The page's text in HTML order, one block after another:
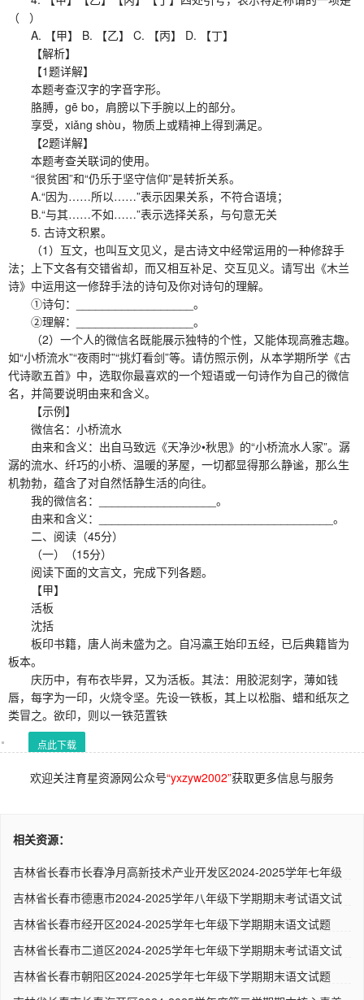
（ ）
A. 【甲】 B. 【乙】 C. 【丙】 D. 【丁】
【解析】
【1题详解】
本题考查汉字的字音字形。
胳膊，gē bo，肩膀以下手腕以上的部分。
享受，xiǎng shòu，物质上或精神上得到满足。
【2题详解】
本题考查关联词的使用。
“很贫困”和“仍乐于坚守信仰”是转折关系。
A.“因为……所以……”表示因果关系，不符合语境；
B.“与其……不如……”表示选择关系，与句意无关
5. 古诗文积累。
（1）互文，也叫互文见义，是古诗文中经常运用的一种修辞手
法；上下文各有交错省却，而又相互补足、交互见义。请写出《木兰
诗》中运用这一修辞手法的诗句及你对诗句的理解。
①诗句：__________________。
②理解：__________________。
（2）一个人的微信名既能展示独特的个性，又能体现高雅志趣。
如“小桥流水”“夜雨时”“挑灯看剑”等。请仿照示例，从本学期所学《古
代诗歌五首》中，选取你最喜欢的一个短语或一句诗作为自己的微信
名，并简要说明由来和含义。
【示例】
微信名：小桥流水
由来和含义：出自马致远《天净沙•秋思》的“小桥流水人家”。潺
潺的流水、纤巧的小桥、温暖的茅屋，一切都显得那么静谧，那么生
机勃勃，蕴含了对自然恬静生活的向往。
我的微信名：__________________。
由来和含义：____________________________________。
二、阅读（45分）
（一）（15分）
阅读下面的文言文，完成下列各题。
【甲】
活板
沈括
板印书籍，唐人尚未盛为之。自冯瀛王始印五经，已后典籍皆为
板本。
庆历中，有布衣毕昇，又为活板。其法：用胶泥刻字，薄如钱
唇，每字为一印，火烧令坚。先设一铁板，其上以松脂、蜡和纸灰之
类冒之。欲印，则以一铁范置铁
点此下载
欢迎关注育星资源网公众号“yxzyw2002”获取更多信息与服务
相关资源：
吉林省长春市长春净月高新技术产业开发区2024-2025学年七年级
吉林省长春市德惠市2024-2025学年八年级下学期期末考试语文试
吉林省长春市经开区2024-2025学年七年级下学期期末语文试题
吉林省长春市二道区2024-2025学年七年级下学期期末考试语文试
吉林省长春市朝阳区2024-2025学年七年级下学期期末语文试题